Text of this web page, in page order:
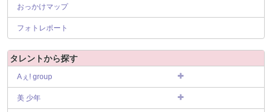
おっかけマップ
フォトレポート
タレントから探す
Aぇ! group
美 少年